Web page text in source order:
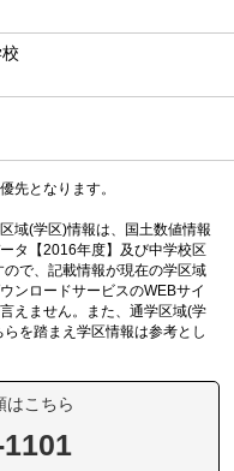
先となります。
域(学区)情報は、国土数値情報
タ【2016年度】及び中学校区
で、記載情報が現在の学区域
ンロードサービスのWEBサイ
えません。また、通学区域(学
を踏まえ学区情報は参考とし
はこちら